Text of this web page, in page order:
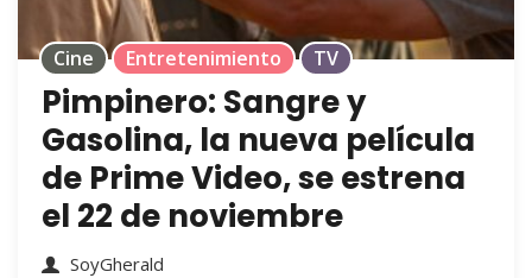
Cine Entretenimiento TV
Pimpinero: Sangre y
Gasolina, la nueva película
de Prime Video, se estrena
el 22 de noviembre
SoyGherald